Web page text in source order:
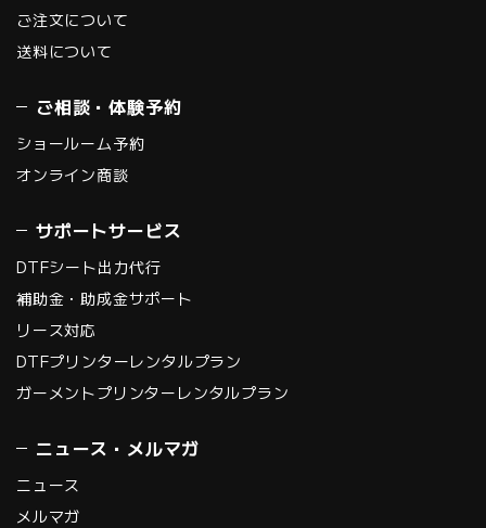
ご注文について
送料について
ご相談・体験予約
ショールーム予約
オンライン商談
サポートサービス
DTFシート出力代行
補助金・助成金サポート
リース対応
DTFプリンターレンタルプラン
ガーメントプリンターレンタルプラン
ニュース・メルマガ
ニュース
メルマガ